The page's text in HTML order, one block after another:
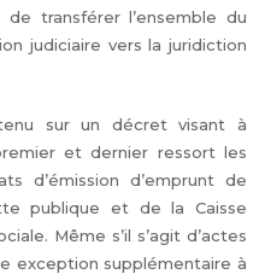
transférer l’ensemble du
judiciaire vers la juridiction
sur un décret visant à
et dernier ressort les
d’émission d’emprunt de
publique et de la Caisse
Même s’il s’agit d’actes
exception supplémentaire à